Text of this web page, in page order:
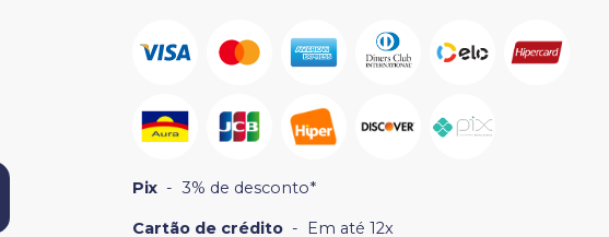
Pix - 3% de desconto*
Cartão de crédito - Em até 12x